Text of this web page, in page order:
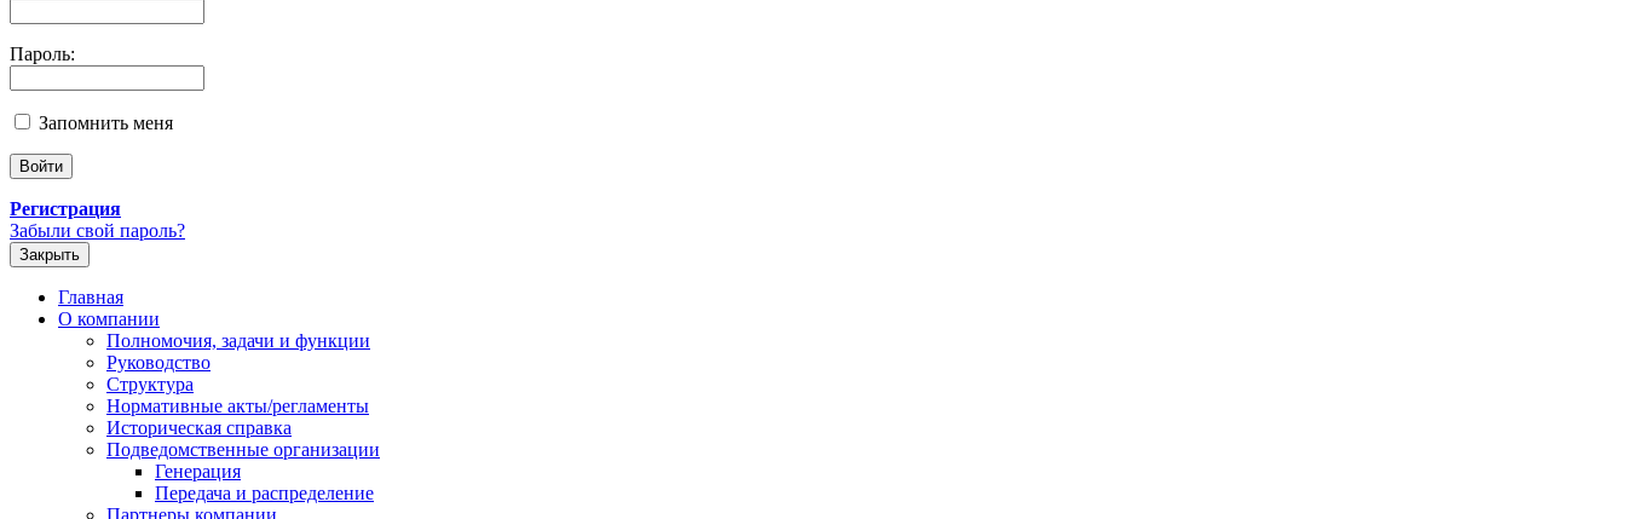
Пароль:
Запомнить меня
Регистрация
Забыли свой пароль?
Закрыть
Главная
О компании
Полномочия, задачи и функции
Руководство
Структура
Нормативные акты/регламенты
Историческая справка
Подведомственные организации
Генерация
Передача и распределение